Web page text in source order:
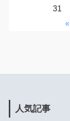
31
人気記事